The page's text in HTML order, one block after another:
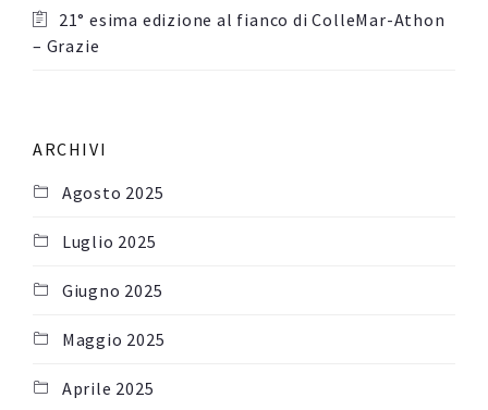
21° esima edizione al fianco di ColleMar-Athon
– Grazie
ARCHIVI
Agosto 2025
Luglio 2025
Giugno 2025
Maggio 2025
Aprile 2025